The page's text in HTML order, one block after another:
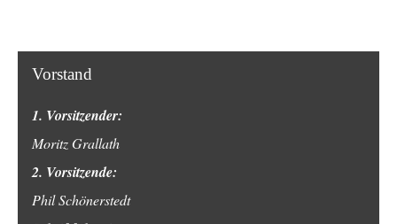
Vorstand
1. Vorsitzender:
Moritz Grallath
2. Vorsitzende:
Phil Schönerstedt